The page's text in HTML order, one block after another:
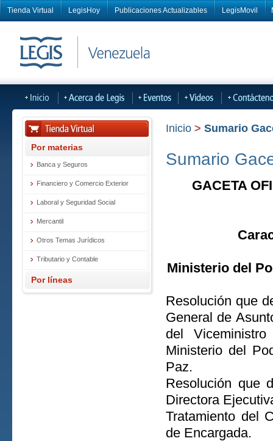
Tienda Virtual LegisHoy Publicaciones Actualizables LegisMovil
Por materias
Banca y Seguros
Financiero y Comercio Exterior
Laboral y Seguridad Social
Mercantil
Otros Temas Jurídicos
Tributario y Contable
Por líneas
Inicio > Sumario
Sumario
GACETA
Ministerio del
Resolución que
General de
del
Ministerio del
Paz.
Resolución que
Directora
Tratamiento del
de Encargada.